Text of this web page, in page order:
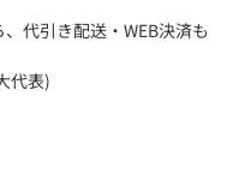
代引き配送・WEB決済も
代表)